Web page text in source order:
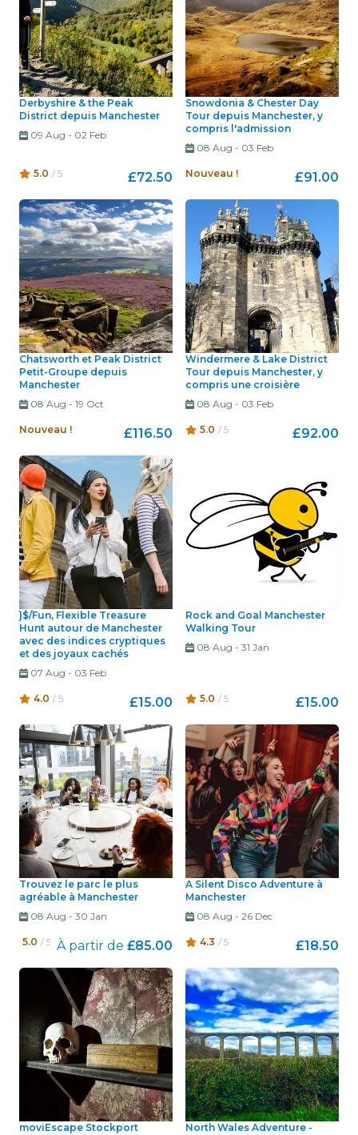
Derbyshire & the Peak
District depuis Manchester
09 Aug - 02 Feb
5.0 / 5 £72.50
Snowdonia & Chester Day
Tour depuis Manchester, y
compris l'admission
08 Aug - 03 Feb
Nouveau ! £91.00
Chatsworth et Peak District
Petit-Groupe depuis
Manchester
08 Aug - 19 Oct
Nouveau ! £116.50
Windermere & Lake District
Tour depuis Manchester, y
compris une croisière
08 Aug - 03 Feb
5.0 / 5 £92.00
}$/Fun, Flexible Treasure
Hunt autour de Manchester
avec des indices cryptiques
et des joyaux cachés
07 Aug - 03 Feb
4.0 / 5 £15.00
Rock and Goal Manchester
Walking Tour
08 Aug - 31 Jan
5.0 / 5 £15.00
Trouvez le parc le plus
agréable à Manchester
08 Aug - 30 Jan
5.0 / 5 À partir de £85.00
A Silent Disco Adventure à
Manchester
08 Aug - 26 Dec
4.3 / 5 £18.50
moviEscape Stockport
North Wales Adventure -